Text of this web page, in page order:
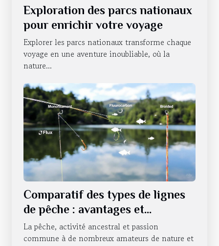
Exploration des parcs nationaux
pour enrichir votre voyage
Explorer les parcs nationaux transforme chaque
voyage en une aventure inoubliable, où la
nature...
Comparatif des types de lignes
de pêche : avantages et
utilisations
La pêche, activité ancestral et passion
commune à de nombreux amateurs de nature et